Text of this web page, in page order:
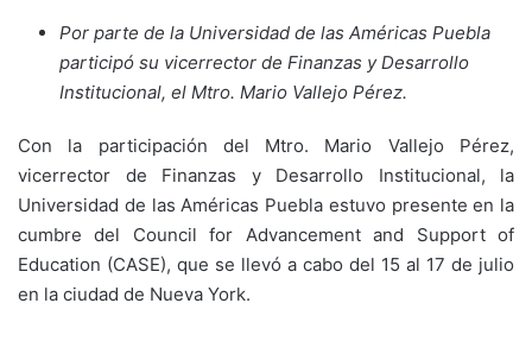
Por parte de la Universidad de las Américas Puebla
participó su vicerrector de Finanzas y Desarrollo
Institucional, el Mtro. Mario Vallejo Pérez.
Con la participación del Mtro. Mario Vallejo Pérez,
vicerrector de Finanzas y Desarrollo Institucional, la
Universidad de las Américas Puebla estuvo presente en la
cumbre del Council for Advancement and Support of
Education (CASE), que se llevó a cabo del 15 al 17 de julio
en la ciudad de Nueva York.